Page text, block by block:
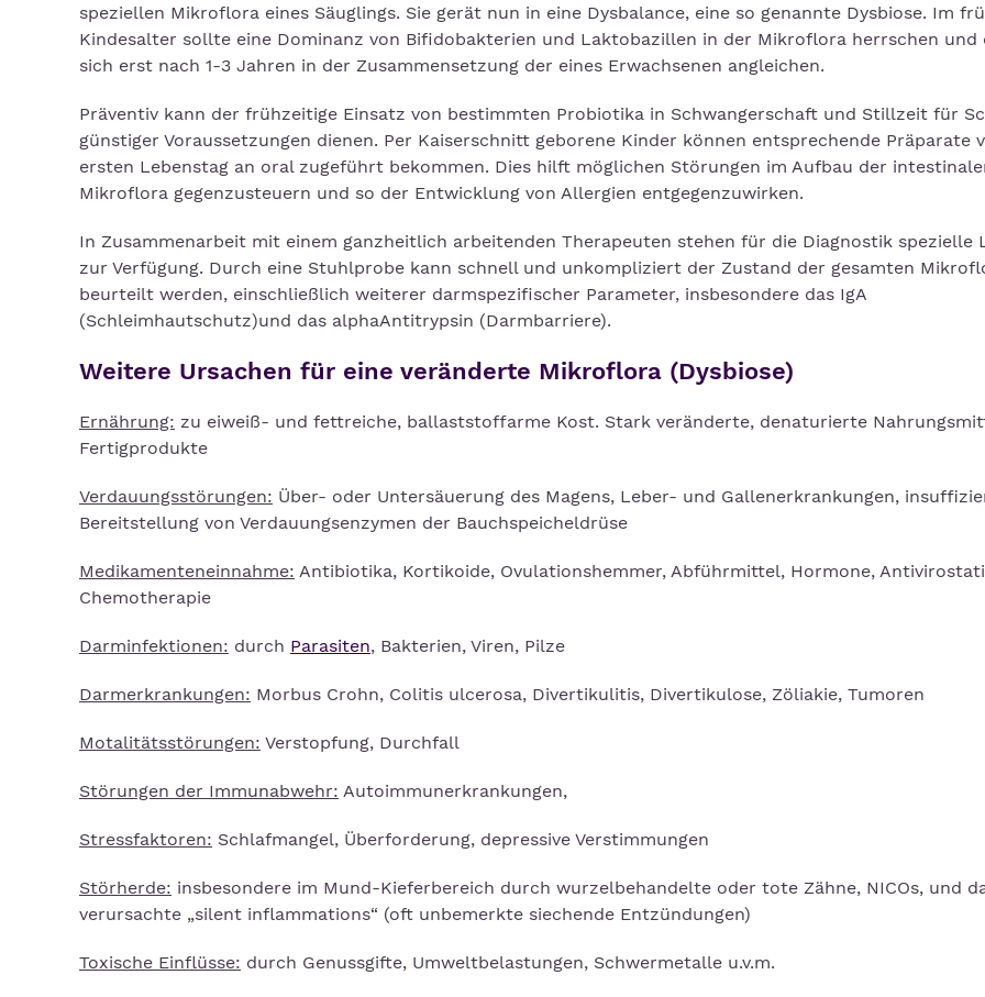
speziellen Mikroflora eines Säuglings. Sie gerät nun in eine Dysbalance, eine so genannte Dysbiose. Im
Kindesalter sollte eine Dominanz von Bifidobakterien und Laktobazillen in der Mikroflora herrschen und
sich erst nach 1-3 Jahren in der Zusammensetzung der eines Erwachsenen angleichen.
Präventiv kann der frühzeitige Einsatz von bestimmten Probiotika in Schwangerschaft und Stillzeit für
günstiger Voraussetzungen dienen. Per Kaiserschnitt geborene Kinder können entsprechende Präparate
ersten Lebenstag an oral zugeführt bekommen. Dies hilft möglichen Störungen im Aufbau der
Mikroflora gegenzusteuern und so der Entwicklung von Allergien entgegenzuwirken.
In Zusammenarbeit mit einem ganzheitlich arbeitenden Therapeuten stehen für die Diagnostik spezielle
zur Verfügung. Durch eine Stuhlprobe kann schnell und unkompliziert der Zustand der gesamten
beurteilt werden, einschließlich weiterer darmspezifischer Parameter, insbesondere das IgA
(Schleimhautschutz)und das alphaAntitrypsin (Darmbarriere).
Weitere Ursachen für eine veränderte Mikroflora (Dysbiose)
Ernährung: zu eiweiß- und fettreiche, ballaststoffarme Kost. Stark veränderte, denaturierte
Fertigprodukte
Verdauungsstörungen: Über- oder Untersäuerung des Magens, Leber- und Gallenerkrankungen,
Bereitstellung von Verdauungsenzymen der Bauchspeicheldrüse
Medikamenteneinnahme: Antibiotika, Kortikoide, Ovulationshemmer, Abführmittel, Hormone,
Chemotherapie
Darminfektionen: durch Parasiten, Bakterien, Viren, Pilze
Darmerkrankungen: Morbus Crohn, Colitis ulcerosa, Divertikulitis, Divertikulose, Zöliakie, Tumoren
Motalitätsstörungen: Verstopfung, Durchfall
Störungen der Immunabwehr: Autoimmunerkrankungen,
Stressfaktoren: Schlafmangel, Überforderung, depressive Verstimmungen
Störherde: insbesondere im Mund-Kieferbereich durch wurzelbehandelte oder tote Zähne, NICOs, und
verursachte „silent inflammations“ (oft unbemerkte siechende Entzündungen)
Toxische Einflüsse: durch Genussgifte, Umweltbelastungen, Schwermetalle u.v.m.